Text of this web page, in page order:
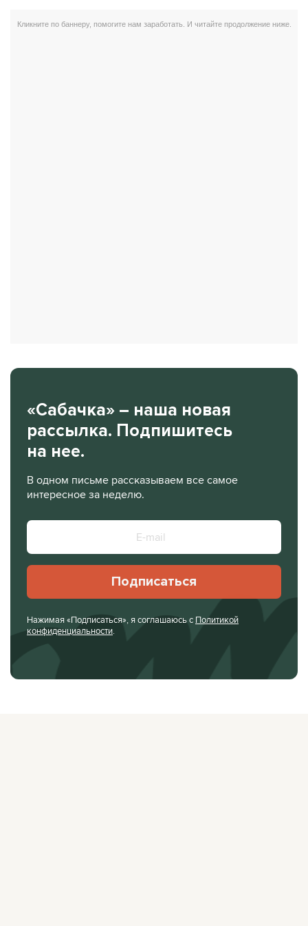
«Сабачка» – наша новая
рассылка. Подпишитесь
на нее.
В одном письме рассказываем все самое
интересное за неделю.
Подписаться
Нажимая «Подписаться», я соглашаюсь с Политикой
конфиденциальности.